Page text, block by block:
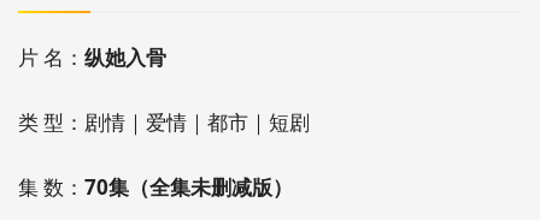
片 名： 纵她入骨
类 型：剧情｜爱情｜都市｜短剧
集 数： 70集（全集未删减版）